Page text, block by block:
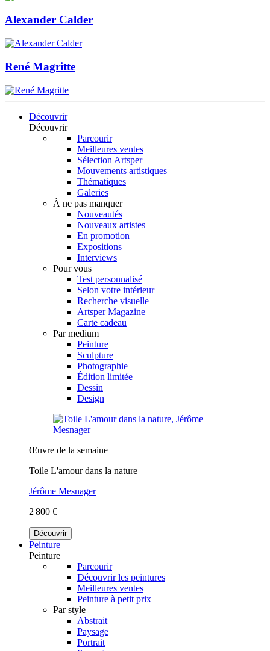
Alexander Calder
René Magritte
Découvrir
Découvrir
Parcourir
Meilleures ventes
Sélection Artsper
Mouvements artistiques
Thématiques
Galeries
À ne pas manquer
Nouveautés
Nouveaux artistes
En promotion
Expositions
Interviews
Pour vous
Test personnalisé
Selon votre intérieur
Recherche visuelle
Artsper Magazine
Carte cadeau
Par medium
Peinture
Sculpture
Photographie
Édition limitée
Dessin
Design
Œuvre de la semaine
Toile L'amour dans la nature
Jérôme Mesnager
2 800 €
Découvrir
Peinture
Peinture
Parcourir
Découvrir les peintures
Meilleures ventes
Peinture à petit prix
Par style
Abstrait
Paysage
Portrait